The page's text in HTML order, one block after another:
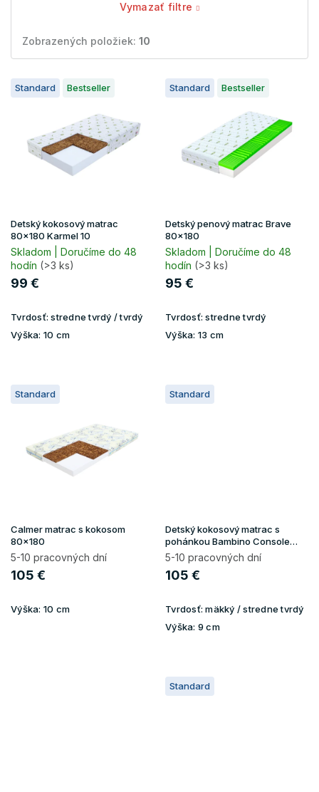
Vymazať filtre
Zobrazených položiek: 10
V
ý
u
k
t
o
v
Standard Bestseller
Detský kokosový matrac
80x180 Karmel 10
Skladom | Doručíme do 48
hodín (>3 ks)
99 €
Tvrdosť: stredne tvrdý / tvrdý
Výška: 10 cm
Standard Bestseller
Detský penový matrac Brave
80x180
Skladom | Doručíme do 48
hodín (>3 ks)
95 €
Tvrdosť: stredne tvrdý
Výška: 13 cm
Standard
Calmer matrac s kokosom
80x180
5-10 pracovných dní
105 €
Výška: 10 cm
Standard
Detský kokosový matrac s
pohánkou Bambino Console
80x180
5-10 pracovných dní
105 €
Tvrdosť: mäkký / stredne tvrdý
Výška: 9 cm
Standard